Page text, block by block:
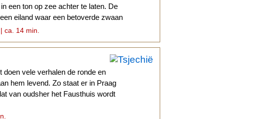
een ton op zee achter te laten. De
eiland waar een betoverde zwaan
ca. 14 min.
vele verhalen de ronde en
hem levend. Zo staat er in Praag
van oudsher het Fausthuis wordt